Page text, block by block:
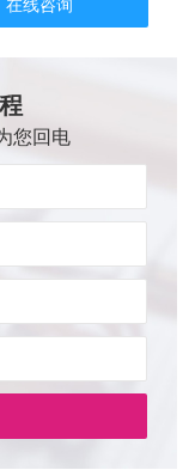
在线咨询
您回电